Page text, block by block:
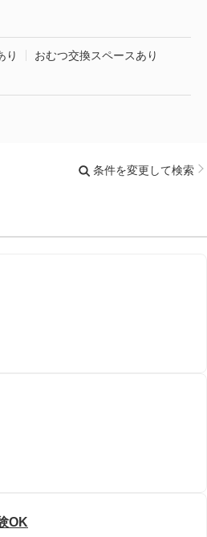
り
おむつ交換スペースあり
条件を変更して検索
OK